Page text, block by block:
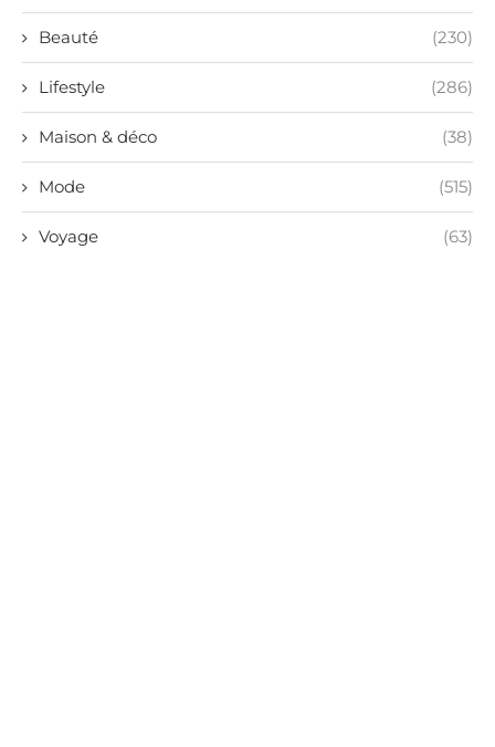
Beauté (230)
Lifestyle (286)
Maison & déco (38)
Mode (515)
Voyage (63)